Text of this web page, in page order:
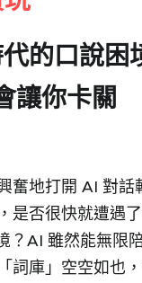
的口說困
讓你卡關
奮地打開 AI 對話
是否很快就遭遇
？AI 雖然能無限
詞庫」空空如也